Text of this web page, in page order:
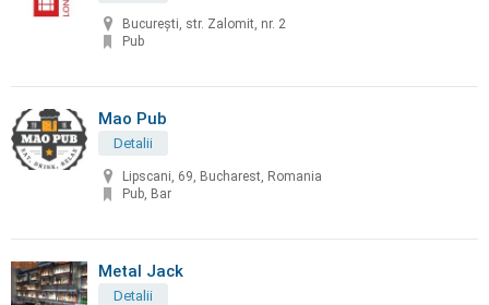
București, str. Zalomit, nr. 2
Pub
Mao Pub
Detalii
Lipscani, 69, Bucharest, Romania
Pub, Bar
Metal Jack
Detalii